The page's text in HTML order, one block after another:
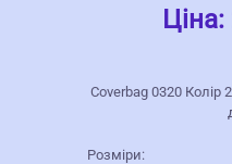
Ціна:
Coverbag 0320
Розміри: